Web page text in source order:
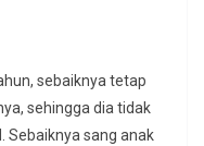
sebaiknya tetap
sehingga dia tidak
Sebaiknya sang anak